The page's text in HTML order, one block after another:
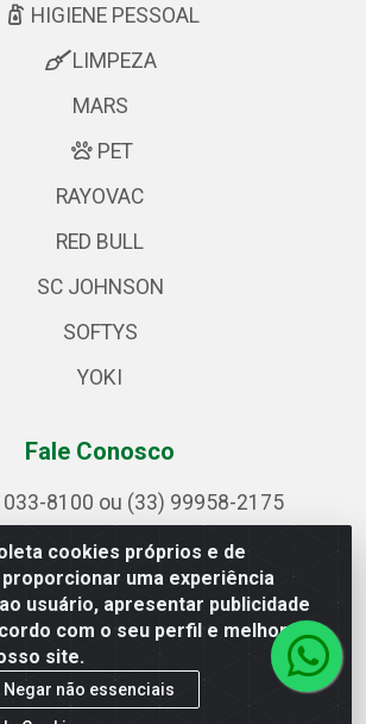
cookies próprios e de
uma experiência
usuário, apresentar publicidade
com o seu perfil e melhorar a
site.
Negar não essenciais
HIGIENE PESSOAL
LIMPEZA
MARS
PET
RAYOVAC
RED BULL
SC JOHNSON
SOFTYS
YOKI
Fale Conosco
033-8100 ou (33) 99958-2175
sac@ipirangamg.com.br
nossas publicações
LTDA - Avenida Doutor Jorge Hannas,
- Manhuaçu / MG - CEP 36906-440 -